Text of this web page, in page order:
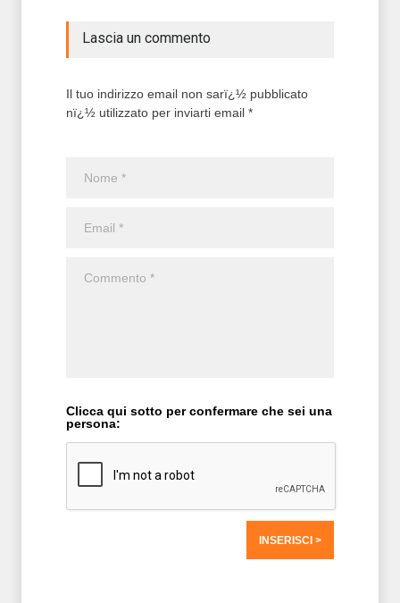
Lascia un commento
Il tuo indirizzo email non sarï¿½ pubblicato
nï¿½ utilizzato per inviarti email *
Clicca qui sotto per confermare che sei una
persona: